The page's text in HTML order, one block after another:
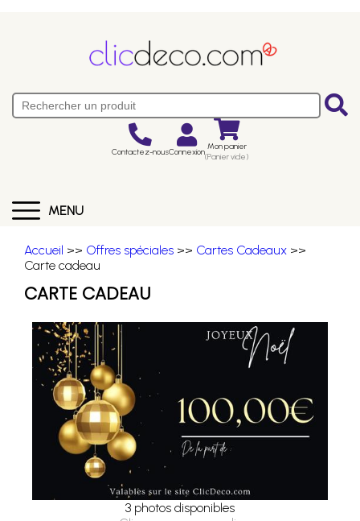
Contactez-nousConnexion Mon panier
(Panier vide)
MENU
Accueil >> Offres spéciales >> Cartes Cadeaux >>
Carte cadeau
CARTE CADEAU
3 photos disponibles